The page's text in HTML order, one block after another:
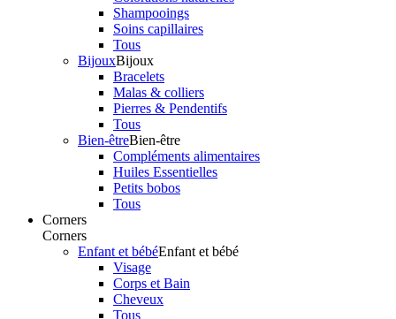
Shampooings
Soins capillaires
Tous
BijouxBijoux
Bracelets
Malas & colliers
Pierres & Pendentifs
Tous
Bien-êtreBien-être
Compléments alimentaires
Huiles Essentielles
Petits bobos
Tous
Corners
Corners
Enfant et bébéEnfant et bébé
Visage
Corps et Bain
Cheveux
Tous